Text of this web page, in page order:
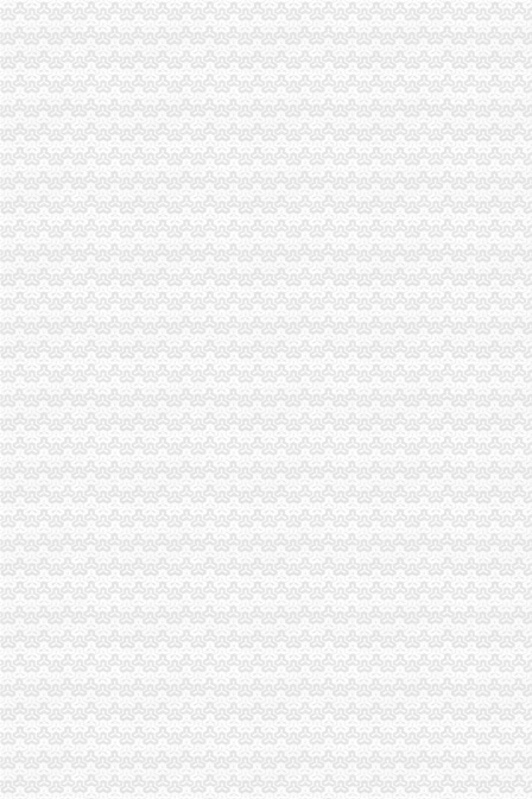
《电子口岸实务操作与技巧：通关篇》＂关务通·电子口岸系列＂编委
重庆海关电话
案值1200万元重庆海关查获大宗走奢侈品案
重庆海关驻涪陵办事处-搜百科
重庆海关在哪里
日淘包裹不幸被税,回忆一下我从重庆上清寺海关取包裹的流程-海淘
重庆GDP超过深圳将发生在哪一年?-知乎
重庆海关注册登记
重庆自贸区积创新释放经济活力-各地产经-中国产业经济信息网
学习借鉴深入推进重庆海关两个风险防范_找网（）
海关收发货人登记证书
变更收发货人报关注册登记证书的…-海关百问
海关办理进出口收发货人注册登记及换证所需的资料,2010年|,2010
进出口货物收发货人报关注册登记证书
青岛海关：更改公司的英文名称是否需要到海关更改备案？
出口退（免）税资格认定
海关报关单位注册登记证书
深圳海关网上服务大厅>办事指南>企业管理
宁德海关：简化企业注册登记手续_宁德新闻_福建之窗
海关报关注册登记证书
【青关动态】海关报关企业注册登记提速的“密”-搜狐
宁波海关对报关注册登记证书换证期限的规定-customhy的日志-网易
海关报关登记证书
变更人后海关报关注册登记证书要办理变更需要哪些资料？_已解决-
申请海关报关单位注册登记证书,海关报关注册信息年度报告范本,